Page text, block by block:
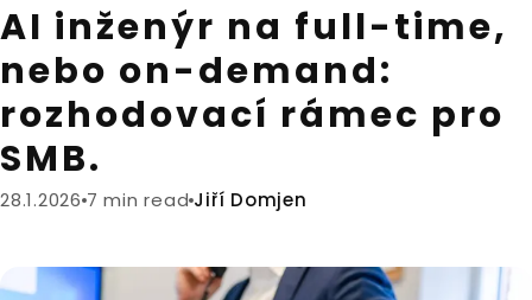
AI inženýr na full-time,
nebo on-demand:
rozhodovací rámec pro
SMB.
28.1.2026 7 min read Jiří Domjen